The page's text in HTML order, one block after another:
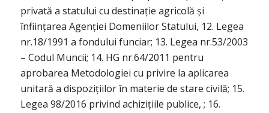
privată a statului cu destinație agricolă și
înființarea Agenției Domeniilor Statului, 12. Legea
nr.18/1991 a fondului funciar; 13. Legea nr.53/2003
– Codul Muncii; 14. HG nr.64/2011 pentru
aprobarea Metodologiei cu privire la aplicarea
unitară a dispozițiilor în materie de stare civilă; 15.
Legea 98/2016 privind achizițiile publice, ; 16.